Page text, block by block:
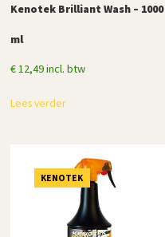
Kenotek Brilliant Wash – 1000
ml
€12,49incl. btw
Lees verder
KENOTEK